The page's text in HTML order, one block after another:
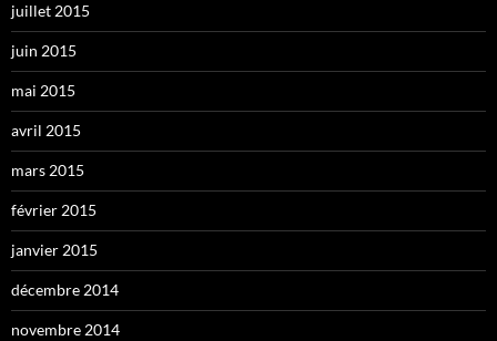
juillet 2015
juin 2015
mai 2015
avril 2015
mars 2015
février 2015
janvier 2015
décembre 2014
novembre 2014